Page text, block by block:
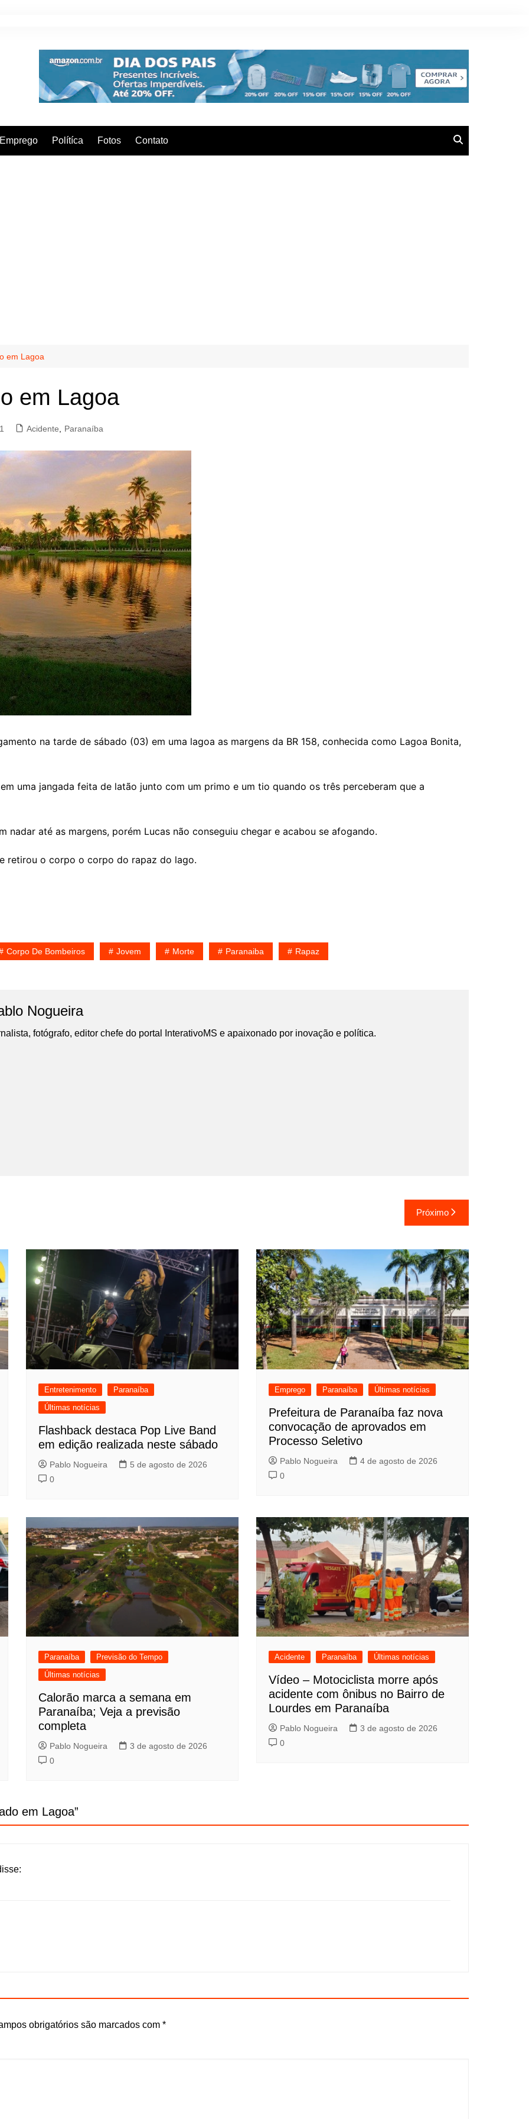
Emprego Polítíca Fotos Contato
em Lagoa
em Lagoa
1 Acidente Paranaíba
na tarde de sábado (03) em uma lagoa as margens da BR 158, conhecida como Lagoa Bonita,
uma jangada feita de latão junto com um primo e um tio quando os três perceberam que a
nadar até as margens, porém Lucas não conseguiu chegar e acabou se afogando.
retirou o corpo o corpo do rapaz do lago.
Corpo De Bombeiros Jovem Morte Paranaiba Rapaz
Nogueira
fotógrafo, editor chefe do portal InterativoMS e apaixonado por inovação e política.
Próximo
Entretenimento
Paranaíba
Últimas notícias
Flashback destaca Pop Live Band
em edição realizada neste sábado
Pablo Nogueira
5 de agosto de 2026
0
Emprego Paranaíba Últimas notícias
Prefeitura de Paranaíba faz nova
convocação de aprovados em
Processo Seletivo
Pablo Nogueira
4 de agosto de 2026
0
Paranaíba
Previsão do Tempo
Últimas notícias
Calorão marca a semana em
Paranaíba; Veja a previsão
completa
Pablo Nogueira
3 de agosto de 2026
0
Acidente Paranaíba Últimas notícias
Vídeo – Motociclista morre após
acidente com ônibus no Bairro de
Lourdes em Paranaíba
Pablo Nogueira
3 de agosto de 2026
0
em Lagoa”
obrigatórios são marcados com *